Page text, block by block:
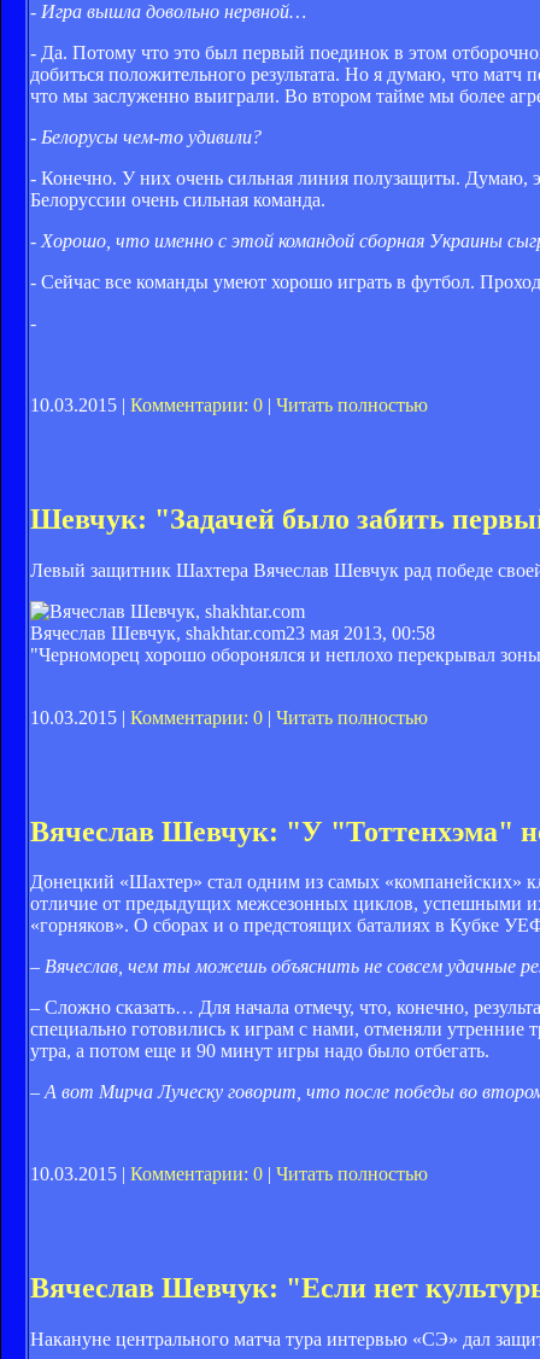
- Игра вышла довольно нервной…
- Да. Потому что это был первый поединок в этом
добиться положительного результата. Но я думаю, что
что мы заслуженно выиграли. Во втором тайме мы более
- Белорусы чем-то удивили?
- Конечно. У них очень сильная линия полузащиты. Думаю,
Белоруссии очень сильная команда.
- Хорошо, что именно с этой командой сборная Украины
- Сейчас все команды умеют хорошо играть в футбол.
-
10.03.2015 | Комментарии: 0 | Читать полностью
Шевчук: "Задачей было забить
Левый защитник Шахтера Вячеслав Шевчук рад победе
Вячеслав Шевчук, shakhtar.com23 мая 2013, 00:58
"Черноморец хорошо оборонялся и неплохо перекрывал
10.03.2015 | Комментарии: 0 | Читать полностью
Вячеслав Шевчук: "У "Тоттенхэма"
Донецкий «Шахтер» стал одним из самых «компанейских»
отличие от предыдущих межсезонных циклов, успешными
«горняков». О сборах и о предстоящих баталиях в Кубке
– Вячеслав, чем ты можешь объяснить не совсем удачные
– Сложно сказать… Для начала отмечу, что, конечно,
специально готовились к играм с нами, отменяли
утра, а потом еще и 90 минут игры надо было отбегать.
– А вот Мирча Луческу говорит, что после победы во
10.03.2015 | Комментарии: 0 Читать полностью
Вячеслав Шевчук: "Если нет
Накануне центрального матча тура интервью «СЭ» дал